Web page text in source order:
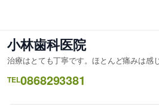
ス
キ
ッ
小林歯科医院
治療はとても丁寧です。ほとんど痛みは感
TEL0868293381